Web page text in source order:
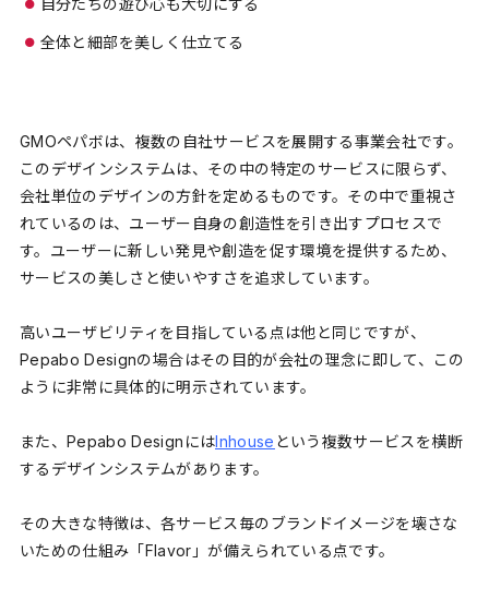
全体と細部を美しく仕立てる
GMOペパボは、複数の自社サービスを展開する事業会社です。
このデザインシステムは、その中の特定のサービスに限らず、
会社単位のデザインの方針を定めるものです。その中で重視さ
れているのは、ユーザー自身の創造性を引き出すプロセスで
す。ユーザーに新しい発見や創造を促す環境を提供するため、
サービスの美しさと使いやすさを追求しています。
高いユーザビリティを目指している点は他と同じですが、
Pepabo Designの場合はその目的が会社の理念に即して、この
ように非常に具体的に明示されています。
また、Pepabo DesignにはInhouse という複数サービスを横断
するデザインシステムがあります。
その大きな特徴は、各サービス毎のブランドイメージを壊さな
いための仕組み「Flavor」が備えられている点です。